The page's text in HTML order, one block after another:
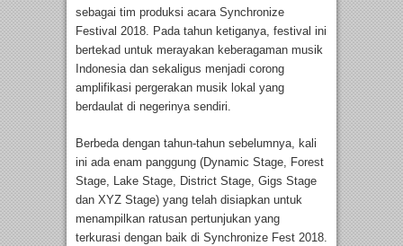
sebagai tim produksi acara Synchronize
Festival 2018. Pada tahun ketiganya, festival ini
bertekad untuk merayakan keberagaman musik
Indonesia dan sekaligus menjadi corong
amplifikasi pergerakan musik lokal yang
berdaulat di negerinya sendiri.
Berbeda dengan tahun-tahun sebelumnya, kali
ini ada enam panggung (Dynamic Stage, Forest
Stage, Lake Stage, District Stage, Gigs Stage
dan XYZ Stage) yang telah disiapkan untuk
menampilkan ratusan pertunjukan yang
terkurasi dengan baik di Synchronize Fest 2018.